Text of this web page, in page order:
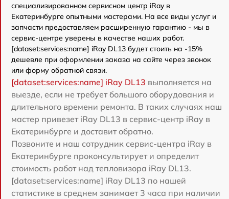
специализированном сервисном центр iRay в
Екатеринбурге опытными мастерами. На все виды услуг и
запчасти предоставляем расширенную гарантию - мы в
сервис-центре уверены в качестве наших работ.
[dataset:services:name] iRay DL13 будет стоить на -15%
дешевле при оформлении заказа на сайте через звонок
или форму обратной связи.
[dataset:services:name] iRay DL13 выполняется на
выезде, если не требует большого оборудования и
длительного времени ремонта. В таких случаях наш
мастер привезет iRay DL13 в сервис-центр iRay в
Екатеринбурге и доставит обратно.
Позвоните и наш сотрудник сервис-центра iRay в
Екатеринбурге проконсультирует и определит
стоимость работ над тепловизора iRay DL13.
[dataset:services:name] iRay DL13 по нашей
статистике в среднем занимает 3 часа при наличии